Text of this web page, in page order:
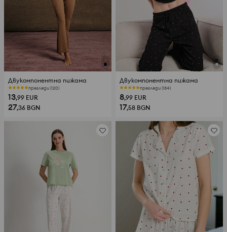
Двукомпонентна пижама
прегледи (120)
13,99 EUR
27,36 BGN
Двукомпонентна пижама
прегледи (184)
8,99 EUR
17,58 BGN